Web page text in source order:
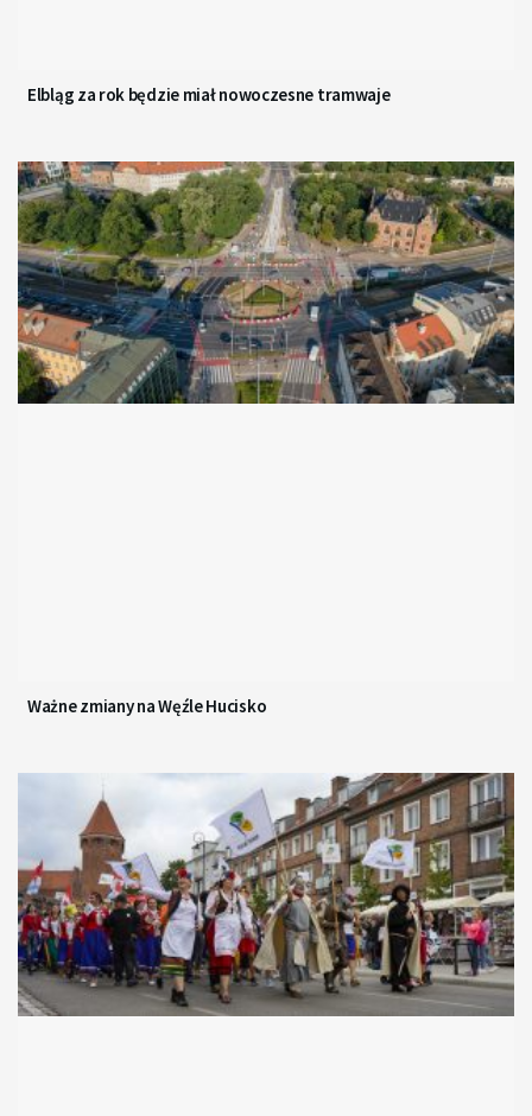
Elbląg za rok będzie miał nowoczesne tramwaje
Ważne zmiany na Węźle Hucisko